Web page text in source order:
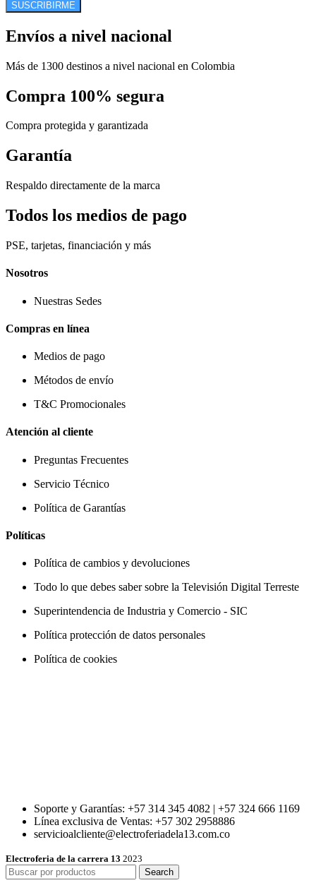
SUSCRIBIRME
Envíos a nivel nacional
Más de 1300 destinos a nivel nacional en Colombia
Compra 100% segura
Compra protegida y garantizada
Garantía
Respaldo directamente de la marca
Todos los medios de pago
PSE, tarjetas, financiación y más
Nosotros
Nuestras Sedes
Compras en línea
Medios de pago
Métodos de envío
T&C Promocionales
Atención al cliente
Preguntas Frecuentes
Servicio Técnico
Política de Garantías
Políticas
Política de cambios y devoluciones
Todo lo que debes saber sobre la Televisión Digital Terreste
Superintendencia de Industria y Comercio - SIC
Política protección de datos personales
Política de cookies
Soporte y Garantías: +57 314 345 4082 | +57 324 666 1169
Línea exclusiva de Ventas: +57 302 2958886
servicioalcliente@electroferiadela13.com.co
Electroferia de la carrera 13 2023
Search